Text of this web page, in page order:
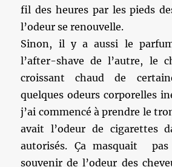
fil des heures par les pieds
l’odeur se renouvelle.
Sinon, il y a aussi le
l’after-shave de l’autre, le
croissant chaud de
quelques odeurs corporelles
j’ai commencé à prendre le
avait l’odeur de cigarettes
autorisés. Ça masquait
souvenir de l’odeur des